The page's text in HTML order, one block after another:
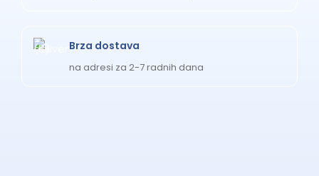
Brza dostava
na adresi za 2-7 radnih dana